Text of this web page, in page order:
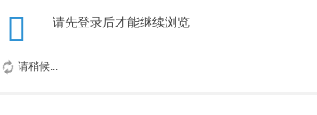
请先登录后才能继续浏览
请稍候...